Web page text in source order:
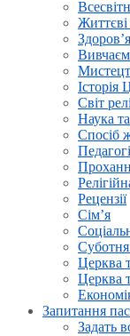
Життєві
Здоров’я
Історія
Світ
Наука та
Спосіб
Рецензії
Сім’я
Церква
Церква
Запитання
Задать